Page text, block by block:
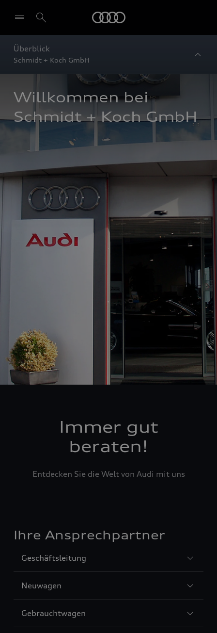
Überblick
Schmidt + Koch GmbH
Willkommen bei
Schmidt + Koch GmbH
Immer gut
beraten!
Entdecken Sie die Welt von Audi mit uns
Ihre Ansprechpartner
Geschäftsleitung
Neuwagen
Gebrauchtwagen